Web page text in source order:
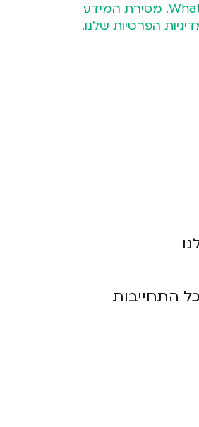
השארת פרטייך מהווה את הסכמתך כי נציג אביה אחסנה יחזור אליך בהצעה מותאמת אישית באמצעות טלפון, SMS או WhatsApp. מסירת המידע
הפרטיות שלנו.
התחייבות